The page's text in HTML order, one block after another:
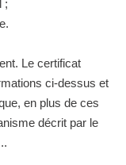
;
Le certificat
ci-dessus et
en plus de ces
décrit par le